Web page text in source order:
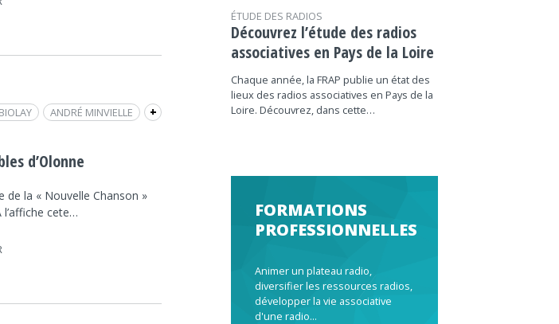
+
ANDRÉ MINVIELLE
FESTIVAL
INFO
LES SABLES D'OLONNE
FOREVER
d’Olonne
de la « Nouvelle Chanson »
cete…
ÉTUDE DES RADIOS
Découvrez l’étude des radios
associatives en Pays de la Loire
Chaque année, la FRAP publie un état des
lieux des radios associatives en Pays de la
Loire. Découvrez, dans cette…
FORMATIONS
PROFESSIONNELLES
Animer un plateau radio,
diversifier les ressources radios,
développer la vie associative
d'une radio...